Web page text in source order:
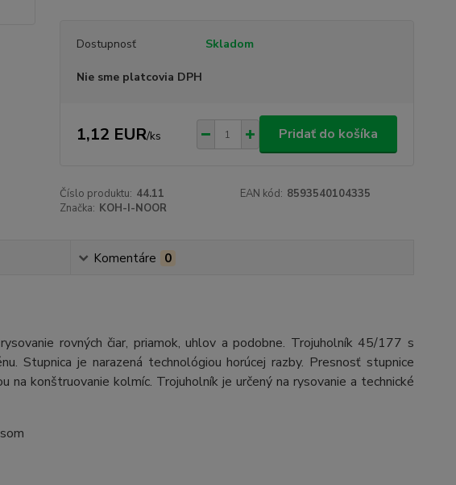
Dostupnosť Skladom
Nie sme platcovia DPH
1,12 EUR/ks Pridať do košíka
Číslo produktu: 44.11 EAN kód: 8593540104335
Značka: KOH-I-NOOR
Komentáre 0
rovných čiar, priamok, uhlov a podobne. Trojuholník 45/177 s
Stupnica je narazená technológiou horúcej razby. Presnosť stupnice
konštruovanie kolmíc. Trojuholník je určený na rysovanie a technické